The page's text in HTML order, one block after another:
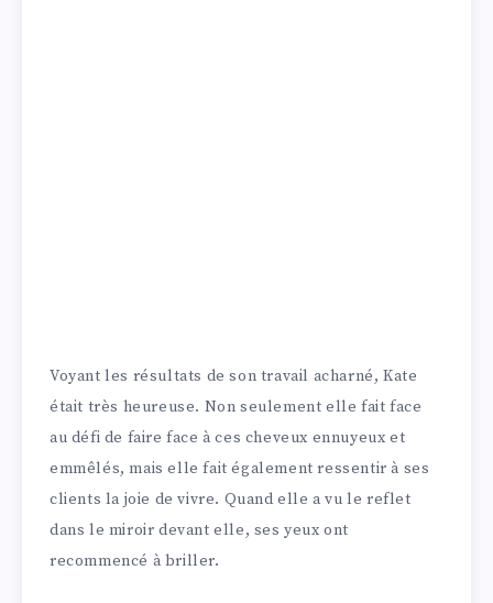
Voyant les résultats de son travail acharné, Kate
était très heureuse. Non seulement elle fait face
au défi de faire face à ces cheveux ennuyeux et
emmêlés, mais elle fait également ressentir à ses
clients la joie de vivre. Quand elle a vu le reflet
dans le miroir devant elle, ses yeux ont
recommencé à briller.